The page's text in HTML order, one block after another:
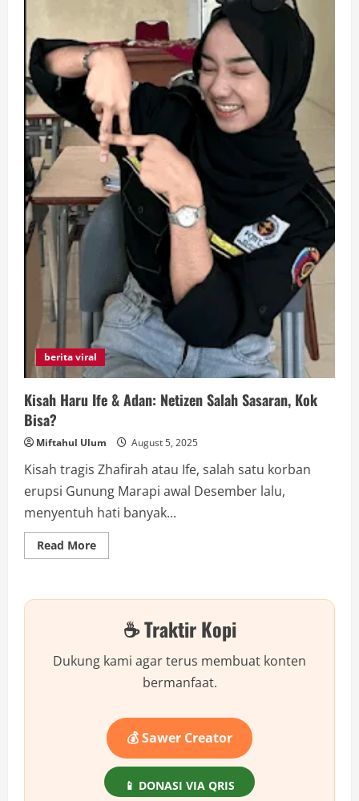
berita viral
Kisah Haru Ife & Adan: Netizen Salah Sasaran, Kok
Bisa?
Miftahul Ulum August 5, 2025
Kisah tragis Zhafirah atau Ife, salah satu korban
erupsi Gunung Marapi awal Desember lalu,
menyentuh hati banyak...
Read MoreRead
more
Ife
Adan:
Netizen
Sasaran,
Kok
☕ Traktir Kopi
Dukung kami agar terus membuat konten
bermanfaat.
💰 Sawer Creator
📱 DONASI VIA QRIS